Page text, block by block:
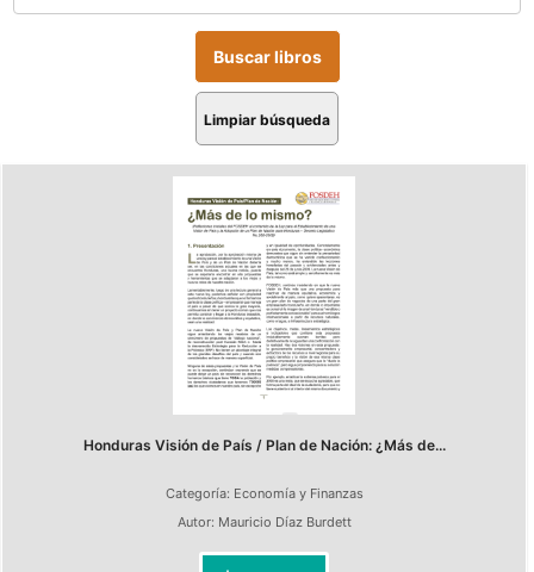
Limpiar búsqueda
Honduras Visión de País / Plan de Nación: ¿Más de...
Categoría: Economía y Finanzas
Autor: Mauricio Díaz Burdett